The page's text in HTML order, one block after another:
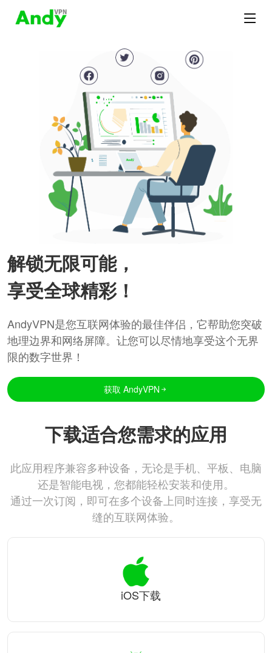
解锁无限可能，
享受全球精彩！
AndyVPN是您互联网体验的最佳伴侣，它帮助您突破
地理边界和网络屏障。让您可以尽情地享受这个无界
限的数字世界！
获取 AndyVPN
下载适合您需求的应用
此应用程序兼容多种设备，无论是手机、平板、电脑
还是智能电视，您都能轻松安装和使用。
通过一次订阅，即可在多个设备上同时连接，享受无
缝的互联网体验。
iOS下载